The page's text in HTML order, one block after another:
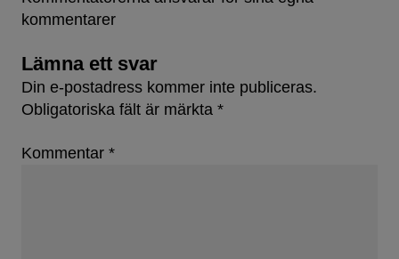
kommentarer
Lämna ett svar
Din e-postadress kommer inte publiceras.
Obligatoriska fält är märkta *
Kommentar *